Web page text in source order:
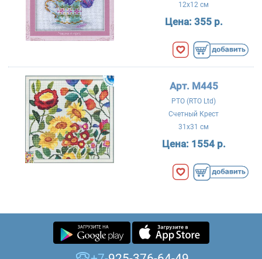
12x12 см
Цена: 355 р.
Арт. M445
РТО (RTO Ltd)
Счетный Крест
31x31 см
Цена: 1554 р.